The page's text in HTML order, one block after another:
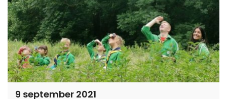
9 september 2021